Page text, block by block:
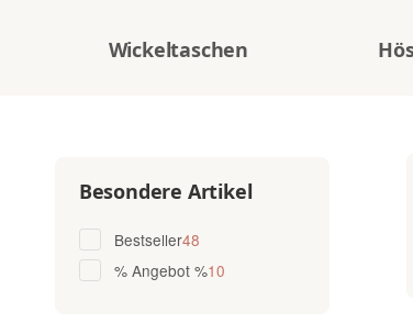
Wickeltaschen
Besondere Artikel
Bestseller48Artikel gefunden
% Angebot %10Artikel gefunden